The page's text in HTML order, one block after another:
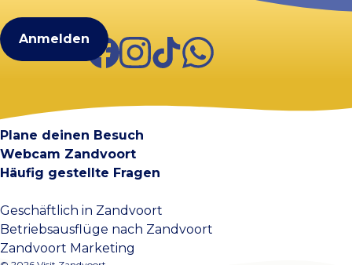
FacebookInstagram
TikTokWhatsApp
Plane deinen Besuch
Webcam Zandvoort
Häufig gestellte Fragen
Geschäftlich in Zandvoort
Betriebsausflüge nach Zandvoort
Zandvoort Marketing